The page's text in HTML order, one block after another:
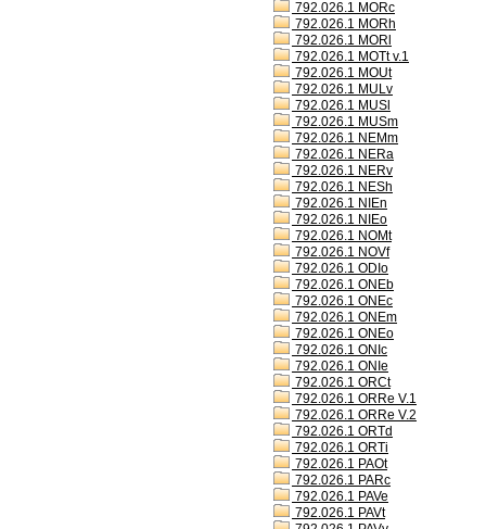
792.026.1 MORc
792.026.1 MORh
792.026.1 MORl
792.026.1 MOTt v.1
792.026.1 MOUt
792.026.1 MULv
792.026.1 MUSl
792.026.1 MUSm
792.026.1 NEMm
792.026.1 NERa
792.026.1 NERv
792.026.1 NESh
792.026.1 NIEn
792.026.1 NIEo
792.026.1 NOMt
792.026.1 NOVf
792.026.1 ODIo
792.026.1 ONEb
792.026.1 ONEc
792.026.1 ONEm
792.026.1 ONEo
792.026.1 ONIc
792.026.1 ONIe
792.026.1 ORCt
792.026.1 ORRe V.1
792.026.1 ORRe V.2
792.026.1 ORTd
792.026.1 ORTi
792.026.1 PAOt
792.026.1 PARc
792.026.1 PAVe
792.026.1 PAVt